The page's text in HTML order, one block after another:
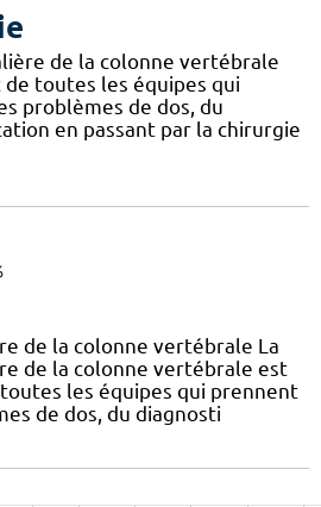
de la colonne vertébrale
toutes les équipes qui
problèmes de dos, du
en passant par la chirurgie
de la colonne vertébrale La
de la colonne vertébrale est
les équipes qui prennent
de dos, du diagnosti